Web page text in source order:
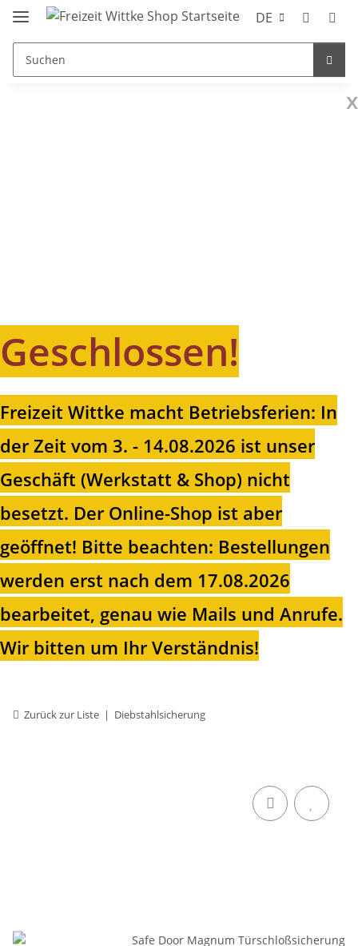
DE
x
Geschlossen!
Freizeit Wittke macht Betriebsferien: In
der Zeit vom 3. - 14.08.2026 ist unser
Geschäft (Werkstatt & Shop) nicht
besetzt. Der Online-Shop ist aber
geöffnet! Bitte beachten: Bestellungen
werden erst nach dem 17.08.2026
bearbeitet, genau wie Mails und Anrufe.
Wir bitten um Ihr Verständnis!
Zurück zur Liste Diebstahlsicherung